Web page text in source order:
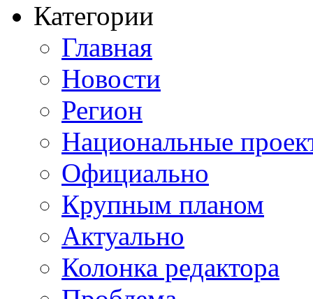
Категории
Главная
Новости
Регион
Национальные
Официально
Крупным планом
Актуально
Колонка редактора